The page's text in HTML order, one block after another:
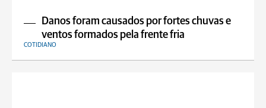
Danos foram causados por fortes chuvas e
ventos formados pela frente fria
COTIDIANO